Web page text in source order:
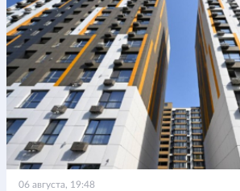
06 августа, 19:48